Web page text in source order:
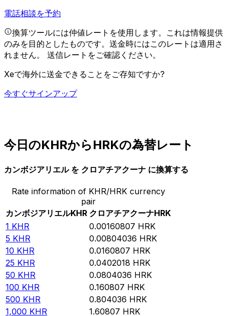
電話相談を予約
換算ツールには仲値レートを使用します。これは情報提供
のみを目的としたものです。送金時にはこのレートは適用さ
れません。 送信レートをご確認ください。
Xeで海外に送金できることをご存知ですか?
今すぐサインアップ
今日のKHRからHRKの為替レート
カンボジアリエル を クロアチアクーナ に換算する
Rate information of KHR/HRK currency
pair
カンボジアリエルKHR クロアチアクーナHRK
1 KHR 0.00160807 HRK
5 KHR 0.00804036 HRK
10 KHR 0.0160807 HRK
25 KHR 0.0402018 HRK
50 KHR 0.0804036 HRK
100 KHR 0.160807 HRK
500 KHR 0.804036 HRK
1,000 KHR 1.60807 HRK